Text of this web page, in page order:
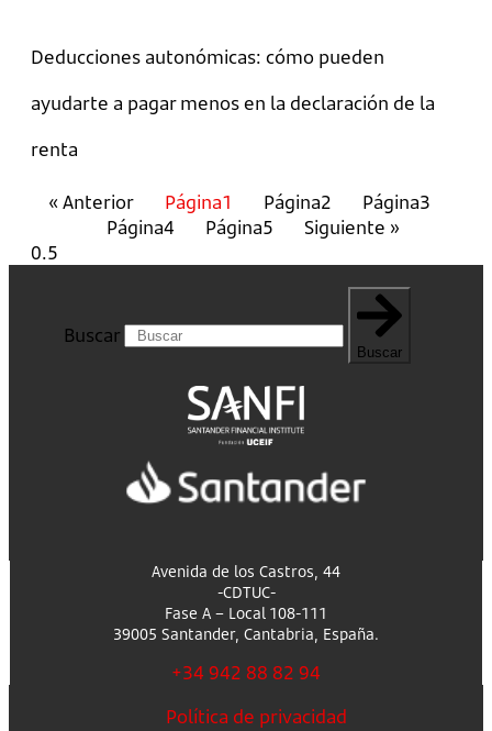
Deducciones autonómicas: cómo pueden
ayudarte a pagar menos en la declaración de la
renta
« Anterior Página1 Página2 Página3
Página4 Página5 Siguiente »
Buscar
Buscar
Avenida de los Castros, 44
-CDTUC-
Fase A – Local 108-111
39005 Santander, Cantabria, España.
+34 942 88 82 94
Política de privacidad